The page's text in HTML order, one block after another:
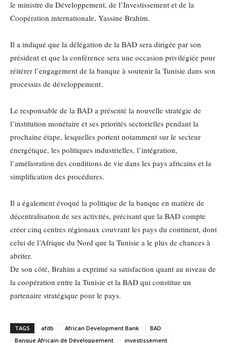
le ministre du Développement, de l’Investissement et de la
Coopération internationale, Yassine Brahim.
Il a indiqué que la délégation de la BAD sera dirigée par son
président et que la conférence sera une occasion privilégiée pour
réitérer l’engagement de la banque à soutenir la Tunisie dans son
processus de développement.
Le responsable de la BAD a présenté la nouvelle stratégie de
l’institution monétaire et ses priorités sectorielles pendant la
prochaine étape, lesquelles portent notamment sur le secteur
énergétique, les politiques industrielles, l’intégration,
l’amélioration des conditions de vie dans les pays africains et la
simplification des procédures.
Il a également évoqué la politique de la banque en matière de
décentralisation de ses activités, précisant que la BAD compte
créer cinq centres régionaux couvrant les pays du continent, dont
celui de l’Afrique du Nord que la Tunisie a le plus de chances à
abriter.
De son côté, Brahim a exprimé sa satisfaction quant au niveau de
la coopération entre la Tunisie et la BAD qui constitue un
partenaire stratégique pour le pays.
TAGS afdb African Development Bank
BAD
Banque Africain de Développement
investissement